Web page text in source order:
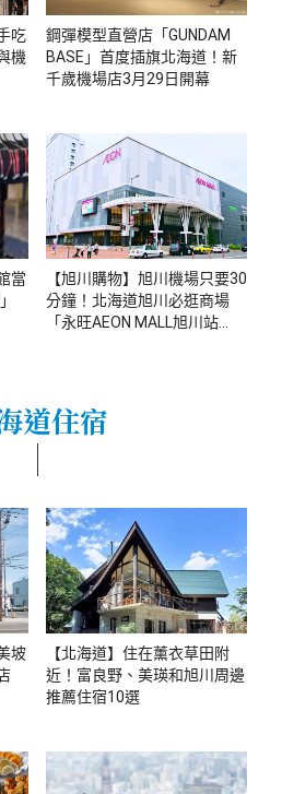
吃
機
鋼彈模型直營店「GUNDAM
BASE」首度插旗北海道！新
千歲機場店3月29日開幕
當
【旭川購物】旭川機場只要30
分鐘！北海道旭川必逛商場
「永旺AEON MALL旭川站
道住宿
坡
【北海道】住在薰衣草田附
近！富良野、美瑛和旭川周邊
推薦住宿10選